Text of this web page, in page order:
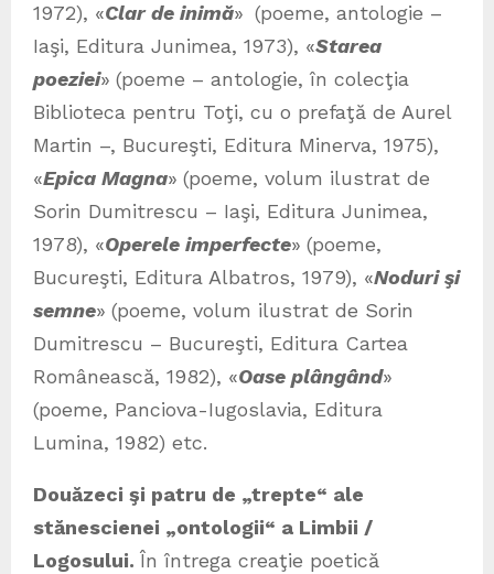
1972), «Clar de inimă» (poeme, antologie –
Iaşi, Editura Junimea, 1973), «Starea
poeziei» (poeme – antologie, în colecţia
Biblioteca pentru Toţi, cu o prefaţă de Aurel
Martin –, Bucureşti, Editura Minerva, 1975),
«Epica Magna» (poeme, volum ilustrat de
Sorin Dumitrescu – Iaşi, Editura Junimea,
1978), «Operele imperfecte» (poeme,
Bucureşti, Editura Albatros, 1979), «Noduri şi
semne» (poeme, volum ilustrat de Sorin
Dumitrescu – Bucureşti, Editura Cartea
Românească, 1982), «Oase plângând»
(poeme, Panciova-Iugoslavia, Editura
Lumina, 1982) etc.
Douăzeci şi patru de „trepte“ ale
stănescienei „ontologii“ a Limbii /
Logosului. În întrega creaţie poetică